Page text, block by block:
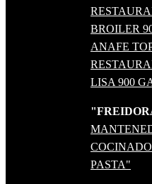
BROILER
ANAFE
LISA 900
PASTA"